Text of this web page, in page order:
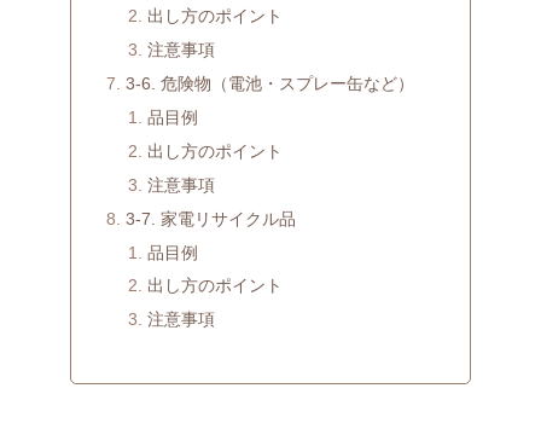
出し方のポイント
注意事項
3-6. 危険物（電池・スプレー缶など）
品目例
出し方のポイント
注意事項
3-7. 家電リサイクル品
品目例
出し方のポイント
注意事項